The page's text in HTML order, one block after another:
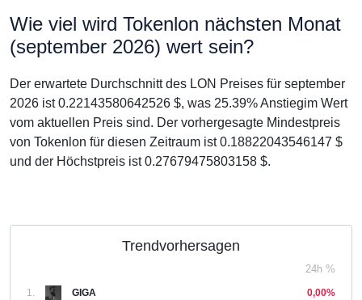
Wie viel wird Tokenlon nächsten Monat
(september 2026) wert sein?
Der erwartete Durchschnitt des LON Preises für september
2026 ist 0.22143580642526 $, was 25.39% Anstiegim Wert
vom aktuellen Preis sind. Der vorhergesagte Mindestpreis
von Tokenlon für diesen Zeitraum ist 0.18822043546147 $
und der Höchstpreis ist 0.27679475803158 $.
Trendvorhersagen
24h %
1.
GIGA
0,00%